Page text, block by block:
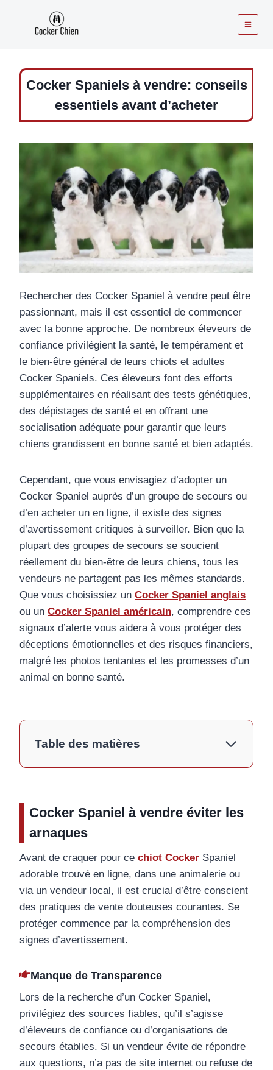
Cocker Spaniels à vendre: conseils
essentiels avant d’acheter
Rechercher des Cocker Spaniel à vendre peut être
passionnant, mais il est essentiel de commencer
avec la bonne approche. De nombreux éleveurs de
confiance privilégient la santé, le tempérament et
le bien-être général de leurs chiots et adultes
Cocker Spaniels. Ces éleveurs font des efforts
supplémentaires en réalisant des tests génétiques,
des dépistages de santé et en offrant une
socialisation adéquate pour garantir que leurs
chiens grandissent en bonne santé et bien adaptés.
Cependant, que vous envisagiez d’adopter un
Cocker Spaniel auprès d’un groupe de secours ou
d’en acheter un en ligne, il existe des signes
d’avertissement critiques à surveiller. Bien que la
plupart des groupes de secours se soucient
réellement du bien-être de leurs chiens, tous les
vendeurs ne partagent pas les mêmes standards.
Que vous choisissiez un Cocker Spaniel anglais
ou un Cocker Spaniel américain, comprendre ces
signaux d’alerte vous aidera à vous protéger des
déceptions émotionnelles et des risques financiers,
malgré les photos tentantes et les promesses d’un
animal en bonne santé.
Table des matières
Cocker Spaniel à vendre éviter les
arnaques
Avant de craquer pour ce chiot Cocker Spaniel
adorable trouvé en ligne, dans une animalerie ou
via un vendeur local, il est crucial d’être conscient
des pratiques de vente douteuses courantes. Se
protéger commence par la compréhension des
signes d’avertissement.
Manque de Transparence
Lors de la recherche d’un Cocker Spaniel,
privilégiez des sources fiables, qu’il s’agisse
d’éleveurs de confiance ou d’organisations de
secours établies. Si un vendeur évite de répondre
aux questions, n’a pas de site internet ou refuse de